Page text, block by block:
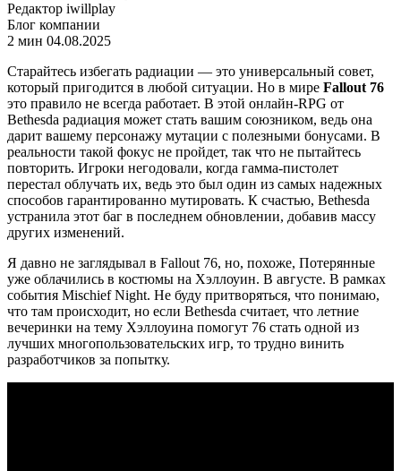
Редактор iwillplay
Блог компании
2 мин 04.08.2025
Старайтесь избегать радиации — это универсальный совет,
который пригодится в любой ситуации. Но в мире Fallout 76
это правило не всегда работает. В этой онлайн-RPG от
Bethesda радиация может стать вашим союзником, ведь она
дарит вашему персонажу мутации с полезными бонусами. В
реальности такой фокус не пройдет, так что не пытайтесь
повторить. Игроки негодовали, когда гамма-пистолет
перестал облучать их, ведь это был один из самых надежных
способов гарантированно мутировать. К счастью, Bethesda
устранила этот баг в последнем обновлении, добавив массу
других изменений.
Я давно не заглядывал в Fallout 76, но, похоже, Потерянные
уже облачились в костюмы на Хэллоуин. В августе. В рамках
события Mischief Night. Не буду притворяться, что понимаю,
что там происходит, но если Bethesda считает, что летние
вечеринки на тему Хэллоуина помогут 76 стать одной из
лучших многопользовательских игр, то трудно винить
разработчиков за попытку.